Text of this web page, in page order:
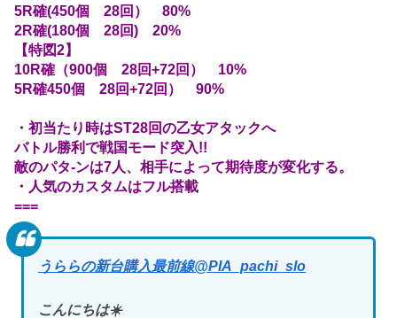
5R確(450個 28回） 80%
2R確(180個 28回) 20%
【特図2】
10R確（900個 28回+72回） 10%
5R確450個 28回+72回） 90%
・初当たり時はST28回の乙女アタックへ
バトル勝利で戦国モード突入!!
敵のパタ-ンは7人、相手によって期待度が変化する。
・人気のカスタムはフル搭載
===
うららの新台購入最前線@PIA_pachi_slo
こんにちは☀️